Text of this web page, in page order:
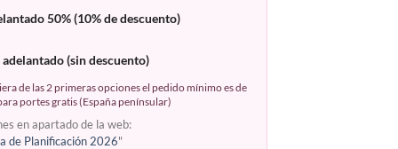
50% (10% de descuento)
adelantado (sin descuento)
de las 2 primeras opciones el pedido mínimo es de
portes gratis (España penínsular)
en apartado de la web:
de Planificación 2026"